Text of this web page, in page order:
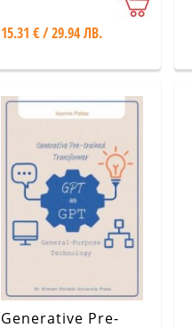
15.31 € / 29.94 ЛВ.
Generative Pre-